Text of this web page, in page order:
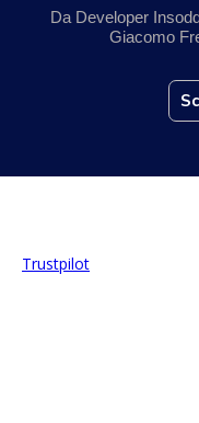
Da Developer
Giacomo
Trustpilot